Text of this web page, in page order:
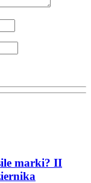
marki? II